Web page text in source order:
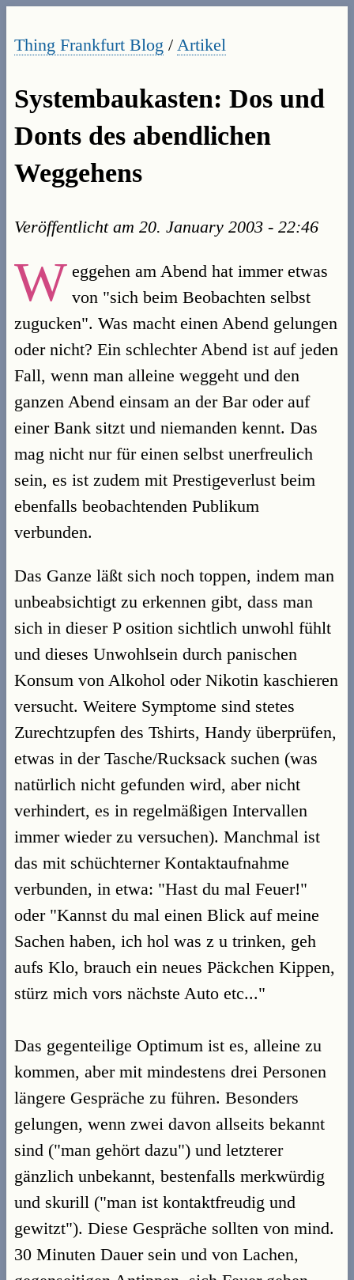
Thing Frankfurt Blog / Artikel
Systembaukasten: Dos und
Donts des abendlichen
Weggehens
Veröffentlicht am 20. January 2003 - 22:46
W eggehen am Abend hat immer etwas
von "sich beim Beobachten selbst
zugucken". Was macht einen Abend gelungen
oder nicht? Ein schlechter Abend ist auf jeden
Fall, wenn man alleine weggeht und den
ganzen Abend einsam an der Bar oder auf
einer Bank sitzt und niemanden kennt. Das
mag nicht nur für einen selbst unerfreulich
sein, es ist zudem mit Prestigeverlust beim
ebenfalls beobachtenden Publikum
verbunden.
Das Ganze läßt sich noch toppen, indem man
unbeabsichtigt zu erkennen gibt, dass man
sich in dieser P osition sichtlich unwohl fühlt
und dieses Unwohlsein durch panischen
Konsum von Alkohol oder Nikotin kaschieren
versucht. Weitere Symptome sind stetes
Zurechtzupfen des Tshirts, Handy überprüfen,
etwas in der Tasche/Rucksack suchen (was
natürlich nicht gefunden wird, aber nicht
verhindert, es in regelmäßigen Intervallen
immer wieder zu versuchen). Manchmal ist
das mit schüchterner Kontaktaufnahme
verbunden, in etwa: "Hast du mal Feuer!"
oder "Kannst du mal einen Blick auf meine
Sachen haben, ich hol was z u trinken, geh
aufs Klo, brauch ein neues Päckchen Kippen,
stürz mich vors nächste Auto etc..."
Das gegenteilige Optimum ist es, alleine zu
kommen, aber mit mindestens drei Personen
längere Gespräche zu führen. Besonders
gelungen, wenn zwei davon allseits bekannt
sind ("man gehört dazu") und letzterer
gänzlich unbekannt, bestenfalls merkwürdig
und skurill ("man ist kontaktfreudig und
gewitzt"). Diese Gespräche sollten von mind.
30 Minuten Dauer sein und von Lachen,